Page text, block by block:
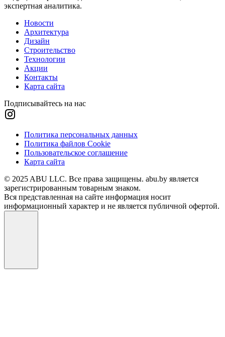
экспертная аналитика.
Новости
Архитектура
Дизайн
Строительство
Технологии
Акции
Контакты
Карта сайта
Подписывайтесь на нас
Политика персональных данных
Политика файлов Cookie
Пользовательское соглашение
Карта сайта
© 2025 ABU LLC. Все права защищены. abu.by является
зарегистрированным товарным знаком.
Вся представленная на сайте информация носит
информационный характер и не является публичной офертой.